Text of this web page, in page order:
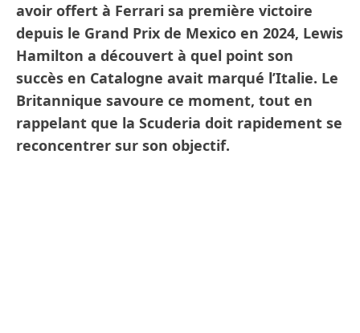
avoir offert à Ferrari sa première victoire
depuis le Grand Prix de Mexico en 2024, Lewis
Hamilton a découvert à quel point son
succès en Catalogne avait marqué l’Italie. Le
Britannique savoure ce moment, tout en
rappelant que la Scuderia doit rapidement se
reconcentrer sur son objectif.